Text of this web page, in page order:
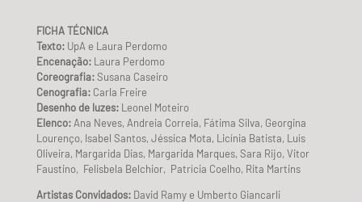
FICHA TÉCNICA
Texto:UpA e Laura Perdomo
Encenação:Laura Perdomo
Coreografia:Susana Caseiro
Cenografia:Carla Freire
Desenho de luzes:Leonel Moteiro
Elenco: Ana Neves, Andreia Correia, Fátima Silva, Georgina
Lourenço, Isabel Santos, Jéssica Mota, Licínia Batista, Luís
Oliveira, Margarida Dias, Margarida Marques, Sara Rijo, Vitor
Faustino, Felisbela Belchior, Patrícia Coelho, Rita Martins
Artistas Convidados: David Ramy e Umberto Giancarli